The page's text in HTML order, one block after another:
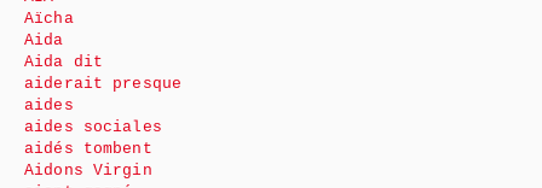
Aïcha
Aida
Aida dit
aiderait presque
aides
aides sociales
aidés tombent
Aidons Virgin